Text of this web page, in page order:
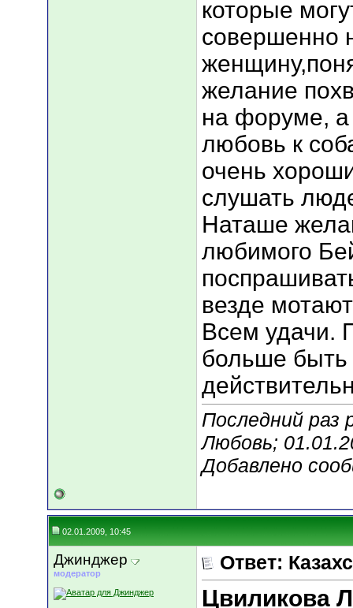
которые
совершенно
желание
на форуме, а
любовь к
очень
слушать
Наташе
любимого
везде
Всем удачи.
больше быть
Последний раз
Любовь;
Добавлено
02.01.2009, 10:45
Джинджер
модератор Ответ:
Цвиликова